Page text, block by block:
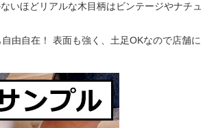
いほどリアルな木目柄はビンテージやナチュ
由自在！ 表面も強く、土足OKなので店舗に